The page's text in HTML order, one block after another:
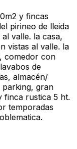
y fincas
pirineo de lleida
valle. la casa,
vistas al valle. la
comedor con
de
almacén/
parking, gran
finca rustica 5 ht.
temporadas